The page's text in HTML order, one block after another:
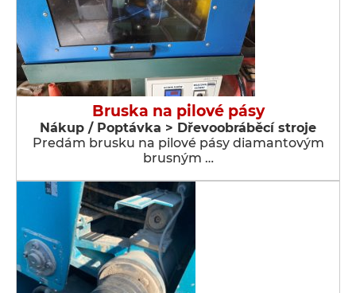
Bruska na pilové pásy
Nákup / Poptávka > Dřevoobráběcí stroje
Predám brusku na pilové pásy diamantovým
brusným …